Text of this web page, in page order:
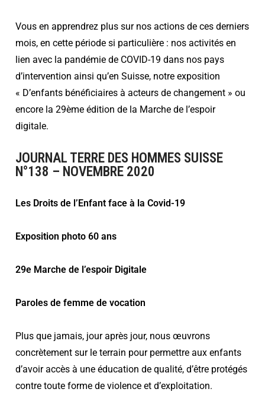
Vous en apprendrez plus sur nos actions de ces derniers
mois, en cette période si particulière : nos activités en
lien avec la pandémie de COVID-19 dans nos pays
d’intervention ainsi qu’en Suisse, notre exposition
« D’enfants bénéficiaires à acteurs de changement » ou
encore la 29ème édition de la Marche de l’espoir
digitale.
JOURNAL TERRE DES HOMMES SUISSE
N°138 – NOVEMBRE 2020
Les Droits de l’Enfant face à la Covid-19
Exposition photo 60 ans
29e Marche de l’espoir Digitale
Paroles de femme de vocation
Plus que jamais, jour après jour, nous œuvrons
concrètement sur le terrain pour permettre aux enfants
d’avoir accès à une éducation de qualité, d’être protégés
contre toute forme de violence et d’exploitation.